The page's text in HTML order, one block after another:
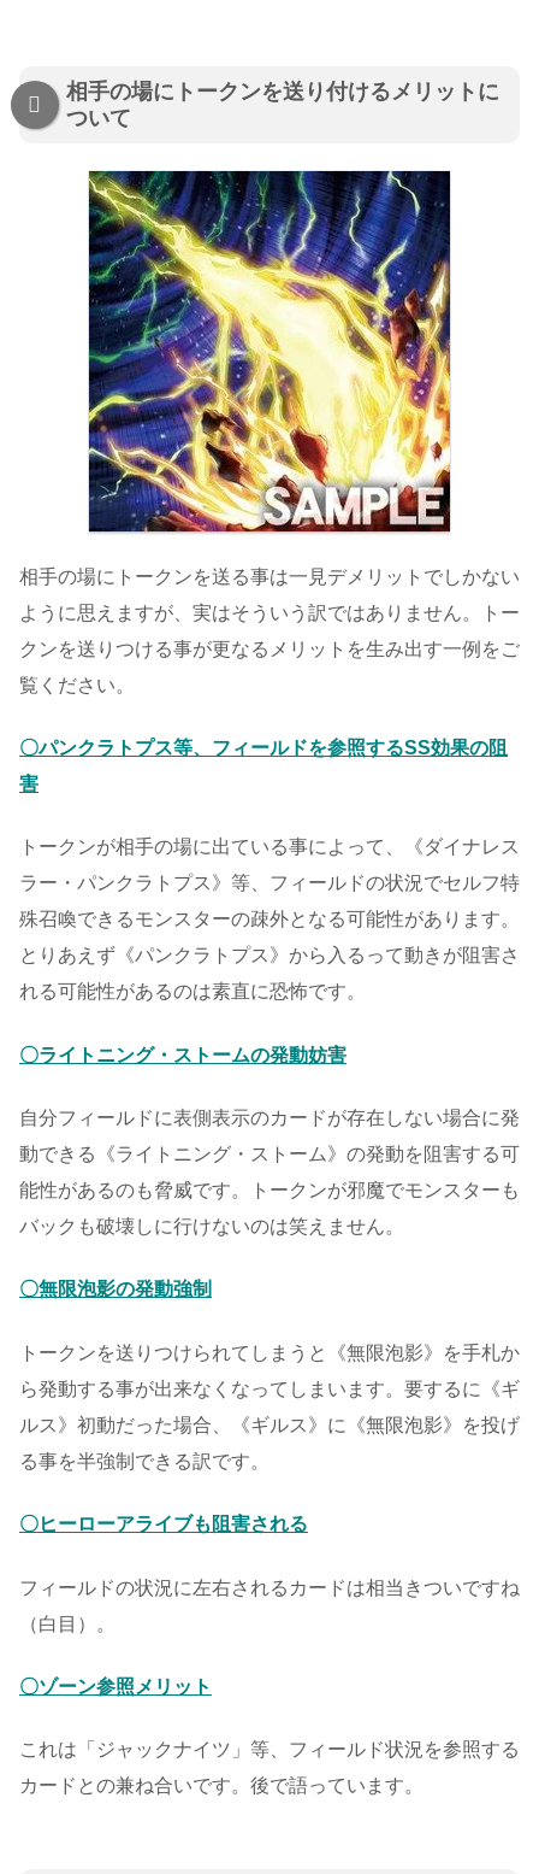
相手の場にトークンを送り付けるメリットに
ついて
相手の場にトークンを送る事は一見デメリットでしかない
ように思えますが、実はそういう訳ではありません。トー
クンを送りつける事が更なるメリットを生み出す一例をご
覧ください。
〇パンクラトプス等、フィールドを参照するSS効果の阻
害
トークンが相手の場に出ている事によって、《ダイナレス
ラー・パンクラトプス》等、フィールドの状況でセルフ特
殊召喚できるモンスターの疎外となる可能性があります。
とりあえず《パンクラトプス》から入るって動きが阻害さ
れる可能性があるのは素直に恐怖です。
〇ライトニング・ストームの発動妨害
自分フィールドに表側表示のカードが存在しない場合に発
動できる《ライトニング・ストーム》の発動を阻害する可
能性があるのも脅威です。トークンが邪魔でモンスターも
バックも破壊しに行けないのは笑えません。
〇無限泡影の発動強制
トークンを送りつけられてしまうと《無限泡影》を手札か
ら発動する事が出来なくなってしまいます。要するに《ギ
ルス》初動だった場合、《ギルス》に《無限泡影》を投げ
る事を半強制できる訳です。
〇ヒーローアライブも阻害される
フィールドの状況に左右されるカードは相当きついですね
（白目）。
〇ゾーン参照メリット
これは「ジャックナイツ」等、フィールド状況を参照する
カードとの兼ね合いです。後で語っています。